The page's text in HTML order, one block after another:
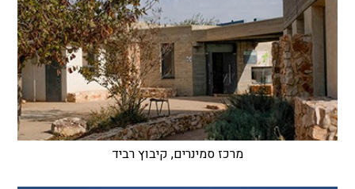
מרכז סמינרים, קיבוץ רביד